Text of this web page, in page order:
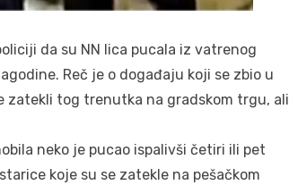
da su NN lica pucala iz vatrenog
Reč je o događaju koji se zbio u
zatekli tog trenutka na gradskom trgu, ali
neko je pucao ispalivši četiri ili pet
koje su se zatekle na pešačkom